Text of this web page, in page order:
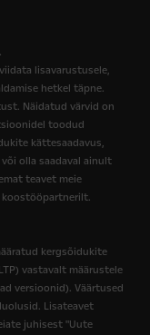
lisavarustusele,
hetkel täpne.
Näidatud värvid on
toodud
kättesaadavus,
olla saadaval ainult
teavet meie
koostööpartnerilt.
kergsõidukite
vastavalt määrustele
versioonid). Väärtused
Lisateavet
juhisest "Uute